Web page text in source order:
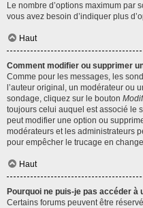
Le nombre d’options maximum par
vous avez besoin d’indiquer plus
Haut
Comment modifier ou supprimer
Comme pour les messages, les
l’auteur original, un modérateur ou
sondage, cliquez sur le bouton
toujours celui auquel est associé le
peut modifier une option ou
modérateurs et les administrateurs
pour empêcher le trucage en
Haut
Pourquoi ne puis-je pas accéder à
Certains forums peuvent être